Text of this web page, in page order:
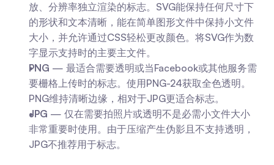
放、分辨率独立渲染的标志。SVG能保持任何尺寸下
的形状和文本清晰，能在简单图形文件中保持小文件
大小，并允许通过CSS轻松更改颜色。将SVG作为数
字显示支持时的主要主文件。
PNG — 最适合需要透明或当Facebook或其他服务需
要栅格上传时的标志。使用PNG-24获取全色透明。
PNG维持清晰边缘，相对于JPG更适合标志。
JPG — 仅在需要拍照片或透明不是必需小文件大小
非常重要时使用。由于压缩产生伪影且不支持透明，
JPG不推荐用于标志。